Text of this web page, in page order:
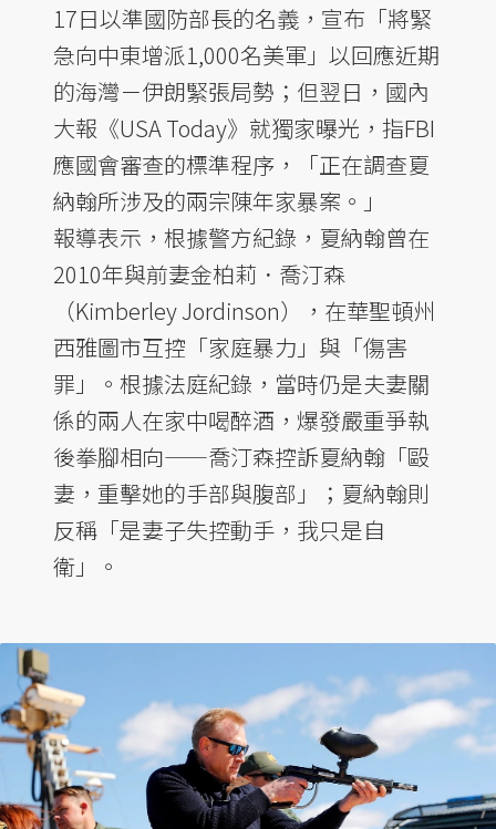
17日以準國防部長的名義，宣布「將緊
急向中東增派1,000名美軍」以回應近期
的海灣－伊朗緊張局勢；但翌日，國內
大報《USA Today》就獨家曝光，指FBI
應國會審查的標準程序，「正在調查夏
納翰所涉及的兩宗陳年家暴案。」
報導表示，根據警方紀錄，夏納翰曾在
2010年與前妻金柏莉．喬汀森
（Kimberley Jordinson），在華聖頓州
西雅圖市互控「家庭暴力」與「傷害
罪」。根據法庭紀錄，當時仍是夫妻關
係的兩人在家中喝醉酒，爆發嚴重爭執
後拳腳相向——喬汀森控訴夏納翰「毆
妻，重擊她的手部與腹部」；夏納翰則
反稱「是妻子失控動手，我只是自
衛」。